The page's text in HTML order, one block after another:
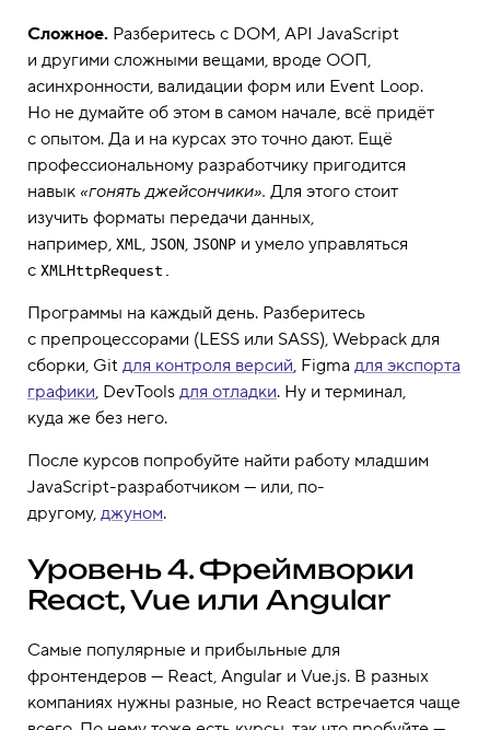
Сложное. Разберитесь с DOM, API JavaScript
и другими сложными вещами, вроде ООП,
асинхронности, валидации форм или Event Loop.
Но не думайте об этом в самом начале, всё придёт
с опытом. Да и на курсах это точно дают. Ещё
профессиональному разработчику пригодится
навык «гонять джейсончики». Для этого стоит
изучить форматы передачи данных,
например, XML , JSON, JSONP и умело управляться
с XMLHttpRequest.
Программы на каждый день. Разберитесь
с препроцессорами (LESS или SASS), Webpack для
сборки, Git для контроля версий, Figma для экспорта
графики, DevTools для отладки. Ну и терминал,
куда же без него.
После курсов попробуйте найти работу младшим
JavaScript-разработчиком — или, по-
другому, джуном.
Уровень 4. Фреймворки
React, Vue или Angular
Самые популярные и прибыльные для
фронтендеров — React, Angular и Vue.js. В разных
компаниях нужны разные, но React встречается чаще